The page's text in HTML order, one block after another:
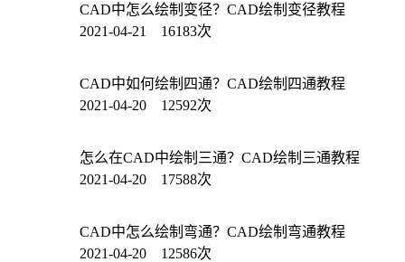
CAD中怎么绘制变径？CAD绘制变径教程
2021-04-21 16183次
CAD中如何绘制四通？CAD绘制四通教程
2021-04-20 12592次
怎么在CAD中绘制三通？CAD绘制三通教程
2021-04-20 17588次
CAD中怎么绘制弯通？CAD绘制弯通教程
2021-04-20 12586次